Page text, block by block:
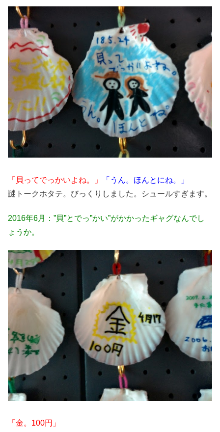
「貝ってでっかいよね。」
「うん。ほんとにね。」
謎トークホタテ。びっくりしました。シュールすぎます。
2016年6月：”貝”とでっ”かい”がかかったギャグなんでし
ょうか。
「金。100円」